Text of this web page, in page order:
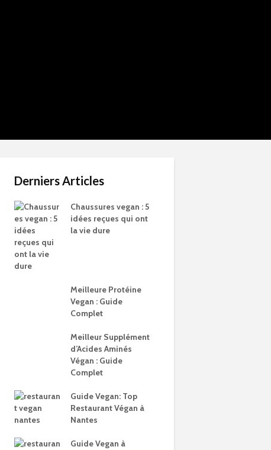
Derniers Articles
Chaussures vegan : 5
idées reçues qui ont
la vie dure
Meilleure Protéine
Vegan : Guide
Complet
Meilleur Supplément
d’Acides Aminés
Végan : Guide
Complet
Guide Vegan: Top
Restaurant Végan à
Nantes
Guide Vegan à